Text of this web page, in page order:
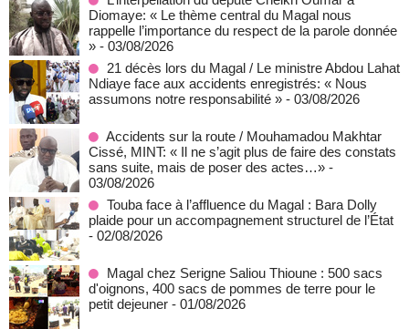
Diomaye: « Le thème central du Magal nous
rappelle l’importance du respect de la parole donnée
» - 03/08/2026
21 décès lors du Magal / Le ministre Abdou Lahat
Ndiaye face aux accidents enregistrés: « Nous
assumons notre responsabilité » - 03/08/2026
Accidents sur la route / Mouhamadou Makhtar
Cissé, MINT: « Il ne s’agit plus de faire des constats
sans suite, mais de poser des actes…» -
03/08/2026
Touba face à l’affluence du Magal : Bara Dolly
plaide pour un accompagnement structurel de l’État
- 02/08/2026
Magal chez Serigne Saliou Thioune : 500 sacs
d'oignons, 400 sacs de pommes de terre pour le
petit dejeuner - 01/08/2026